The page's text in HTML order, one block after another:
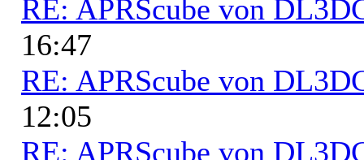
RE: APRScube von
16:47
RE: APRScube von
12:05
RE: APRScube von